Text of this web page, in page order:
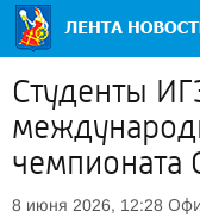
Студенты
чемпионата
8 июня 2026, 12:28